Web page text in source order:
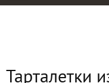
Тарталетки